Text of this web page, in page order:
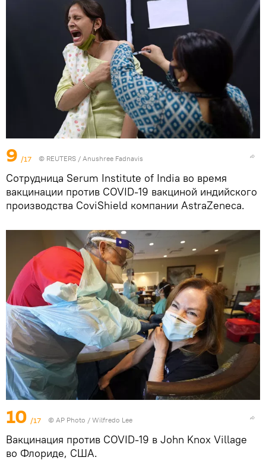
9 /17 © REUTERS / Anushree Fadnavis
Сотрудница Serum Institute of India во время
вакцинации против COVID-19 вакциной индийского
производства CoviShield компании AstraZeneca.
10 /17 © AP Photo / Wilfredo Lee
Вакцинация против COVID-19 в John Knox Village
во Флориде, США.